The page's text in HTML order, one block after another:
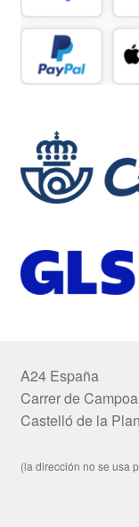
A24 España
Carrer de
Castelló de la
(la dirección no se usa